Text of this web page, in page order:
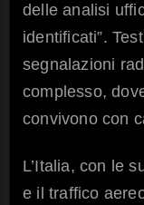
delle analisi
identificati”.
segnalazioni
complesso,
convivono con
L’Italia, con le
e il traffico